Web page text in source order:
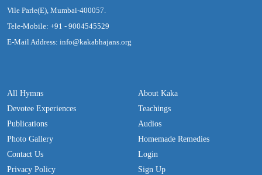
Vile Parle(E), Mumbai-400057.
Tele-Mobile: +91 - 9004545529
E-Mail Address: info@kakabhajans.org
All Hymns
Devotee Experiences
Publications
Photo Gallery
Contact Us
Privacy Policy
About Kaka
Teachings
Audios
Homemade Remedies
Login
Sign Up